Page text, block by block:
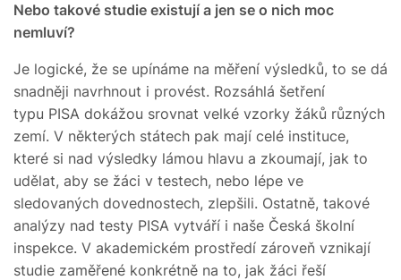
Nebo takové studie existují a jen se o nich moc
nemluví?
Je logické, že se upínáme na měření výsledků, to se dá
snadněji navrhnout i provést. Rozsáhlá šetření
typu PISA dokážou srovnat velké vzorky žáků různých
zemí. V některých státech pak mají celé instituce,
které si nad výsledky lámou hlavu a zkoumají, jak to
udělat, aby se žáci v testech, nebo lépe ve
sledovaných dovednostech, zlepšili. Ostatně, takové
analýzy nad testy PISA vytváří i naše Česká školní
inspekce. V akademickém prostředí zároveň vznikají
studie zaměřené konkrétně na to, jak žáci řeší